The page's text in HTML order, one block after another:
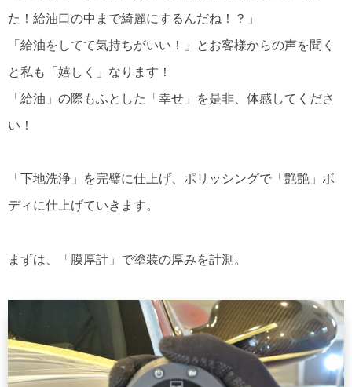
た！給油口の中まで綺麗にするんだね！？」
「給油をしてて気持ちがいい！」とお客様からの声を聞く
と私も「嬉しく」なります！
「給油」の際もふとした「幸せ」を是非、体感してくださ
い！
「下地洗浄」を完璧に仕上げ、ポリッシングで「艶艶」ボ
ディに仕上げていきます。
まずは、「膜厚計」で塗装の厚みを計測。